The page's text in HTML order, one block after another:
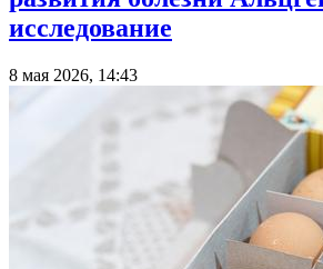
исследование
8 мая 2026, 14:43